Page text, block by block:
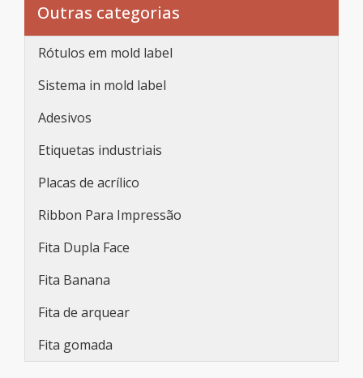
Outras categorias
Rótulos em mold label
Sistema in mold label
Adesivos
Etiquetas industriais
Placas de acrílico
Ribbon Para Impressão
Fita Dupla Face
Fita Banana
Fita de arquear
Fita gomada